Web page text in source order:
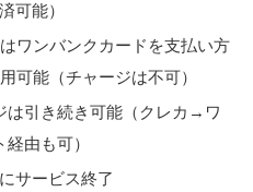
可能）
ワンバンクカードを支払い方
可能（チャージは不可）
は引き続き可能（クレカ→ワ
由も可）
サービス終了